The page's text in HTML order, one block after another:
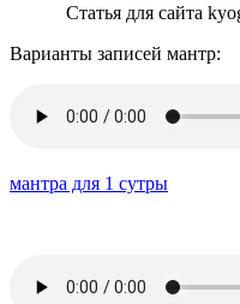
Статья для сайта
Варианты записей мантр:
мантра для 1 сутры